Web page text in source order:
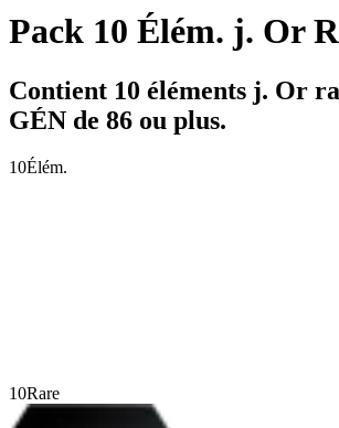
Pack 10 Élém. j. Or
Contient 10 éléments j. Or
GÉN de 86 ou plus.
10Élém.
10Rare